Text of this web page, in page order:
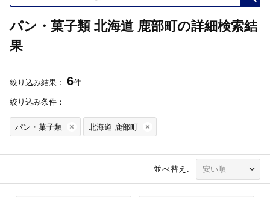
パン・菓子類 北海道 鹿部町の詳細検索結
果
絞り込み結果： 6件
絞り込み条件：
パン・菓子類 北海道 鹿部町
並べ替え: